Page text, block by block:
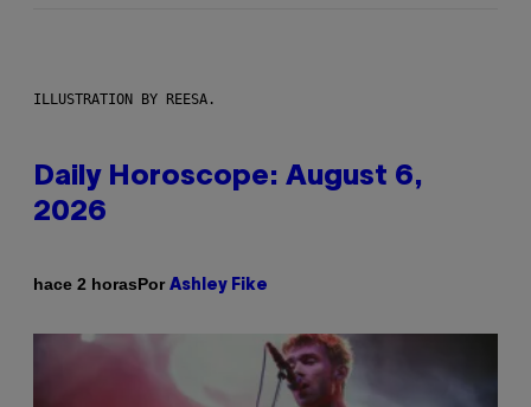
ILLUSTRATION BY REESA.
Daily Horoscope: August 6,
2026
hace 2 horasPor Ashley Fike